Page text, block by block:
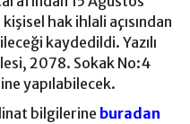
hak ihlali açısından
kaydedildi. Yazılı
2078. Sokak No:4
yapılabilecek.
bilgilerine buradan